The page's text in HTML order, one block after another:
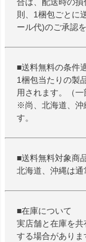
合は、配送時の
則、1梱包ごとに
ール代)のご承認
■送料無料の条件
1梱包当たりの製
用されます。（一
※尚、北海道、沖
す。
■送料無料対象商
北海道、沖縄は通
■在庫について
実店舗と在庫を
する場合がありま